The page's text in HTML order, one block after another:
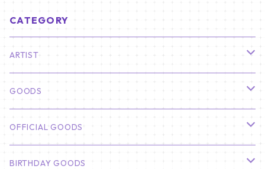
CATEGORY
ARTIST
俳優
CHA EUN WOO
BTS
JIN
SEVENTEEN
GOODS
カレンダー
壁掛けカレンダー
フォトカードセット(60枚入り)
OFFICIAL GOODS
LIGHT STICK
BIRTHDAY GOODS